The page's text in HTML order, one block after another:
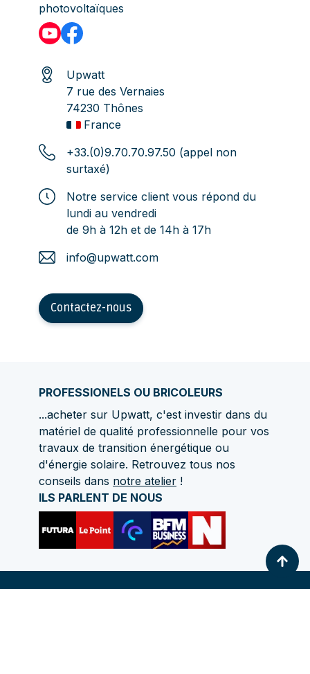
photovoltaïques
Upwatt
7 rue des Vernaies
74230 Thônes
France
+33.(0)9.70.70.97.50 (appel non
surtaxé)
Notre service client vous répond du
lundi au vendredi
de 9h à 12h et de 14h à 17h
info@upwatt.com
Contactez-nous
PROFESSIONELS OU BRICOLEURS
...acheter sur Upwatt, c'est investir dans du
matériel de qualité professionnelle pour vos
travaux de transition énergétique ou
d'énergie solaire. Retrouvez tous nos
conseils dans notre atelier !
ILS PARLENT DE NOUS